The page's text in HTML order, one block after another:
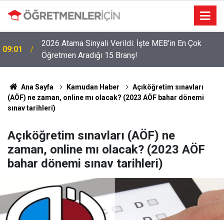
09:01
2026 Atama Sinyali Verildi: İşte MEB’in En Çok
Öğretmen Aradığı 15 Branş!
Ana Sayfa Kamudan Haber
Açıköğretim sınavları
(AÖF) ne zaman, online mı olacak? (2023 AÖF bahar dönemi
sınav tarihleri)
Açıköğretim sınavları (AÖF) ne
zaman, online mı olacak? (2023 AÖF
bahar dönemi sınav tarihleri)